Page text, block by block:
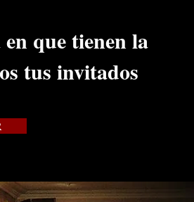
que tienen la
tus invitados